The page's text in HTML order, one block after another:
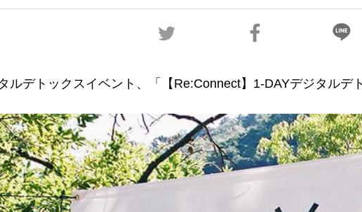
ルデトックスイベント、「【Re:Connect】1-DAYデジタルデ